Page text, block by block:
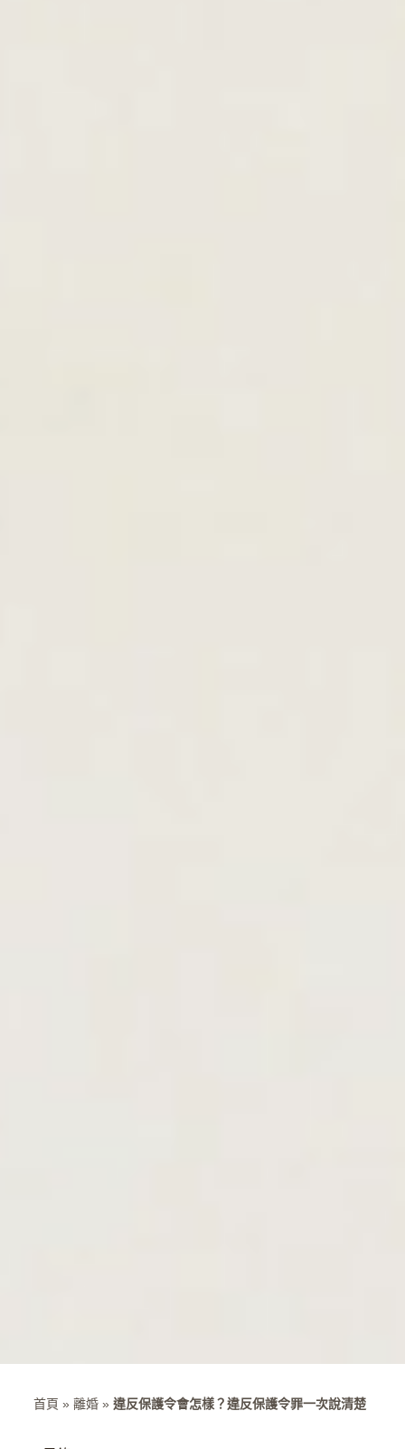
首頁 » 離婚» 違反保護令會怎樣？違反保護令罪一次說清楚